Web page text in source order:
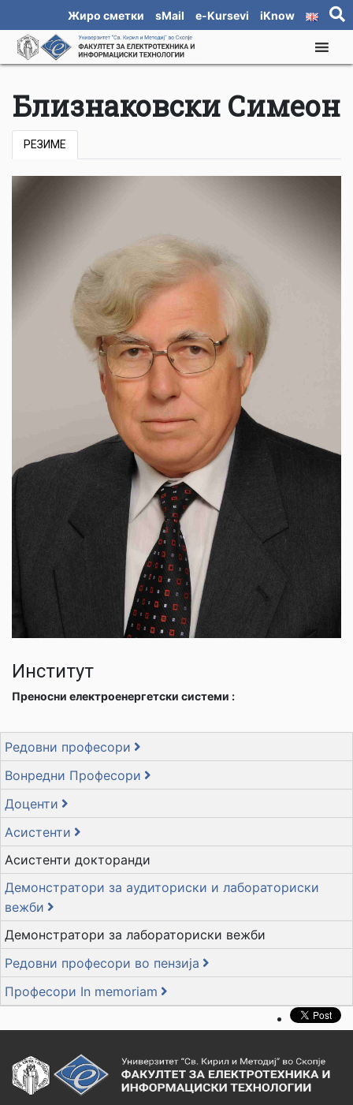
Жиро сметки sMail e-Kursevi iKnow
Близнаковски Симеон
РЕЗИМЕ
Институт
Преносни електроенергетски системи :
Редовни професори
Вонредни Професори
Доценти
Асистенти
Асистенти докторанди
Демонстратори за аудиториски и лабораториски
вежби
Демонстратори за лабораториски вежби
Редовни професори во пензија
Професори In memoriam